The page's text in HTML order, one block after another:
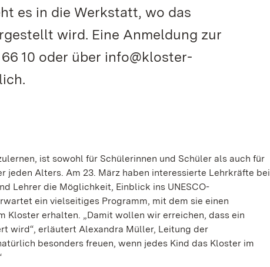
es in die Werkstatt, wo das
wird. Eine Anmeldung zur
10 oder über info@kloster-
ist sowohl für Schülerinnen und Schüler als auch für
jeden Alters. Am 23. März haben interessierte Lehrkräfte bei
Lehrer die Möglichkeit, Einblick ins UNESCO-
ein vielseitiges Programm, mit dem sie einen
erhalten. „Damit wollen wir erreichen, dass ein
wird“, erläutert Alexandra Müller, Leitung der
besonders freuen, wenn jedes Kind das Kloster im